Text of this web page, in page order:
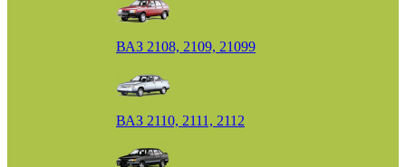
ВАЗ 2108, 2109, 21099
ВАЗ 2110, 2111, 2112